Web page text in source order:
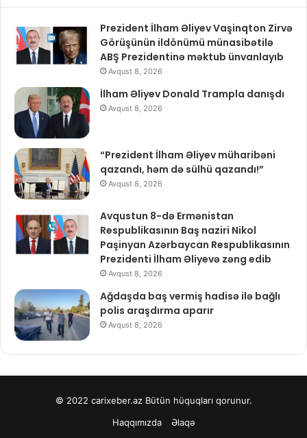
Prezident İlham Əliyev Vaşinqton Zirvə
Görüşünün ildönümü münasibətilə
ABŞ Prezidentinə məktub ünvanlayıb
Avqust 8, 2026
İlham Əliyev Donald Trampla danışdı
Avqust 8, 2026
“Prezident İlham Əliyev müharibəni
qazandı, həm də sülhü qazandı!”
Avqust 8, 2026
Avqustun 8-də Ermənistan
Respublikasının Baş naziri Nikol
Paşinyan Azərbaycan Respublikasının
Prezidenti İlham Əliyevə zəng edib
Avqust 8, 2026
Ağdaşda baş vermiş hadisə ilə bağlı
polis araşdırma aparır
Avqust 8, 2026
© 2022 carixeber.azBütün hüquqları qorunur.
Haqqımızda
Əlaqə